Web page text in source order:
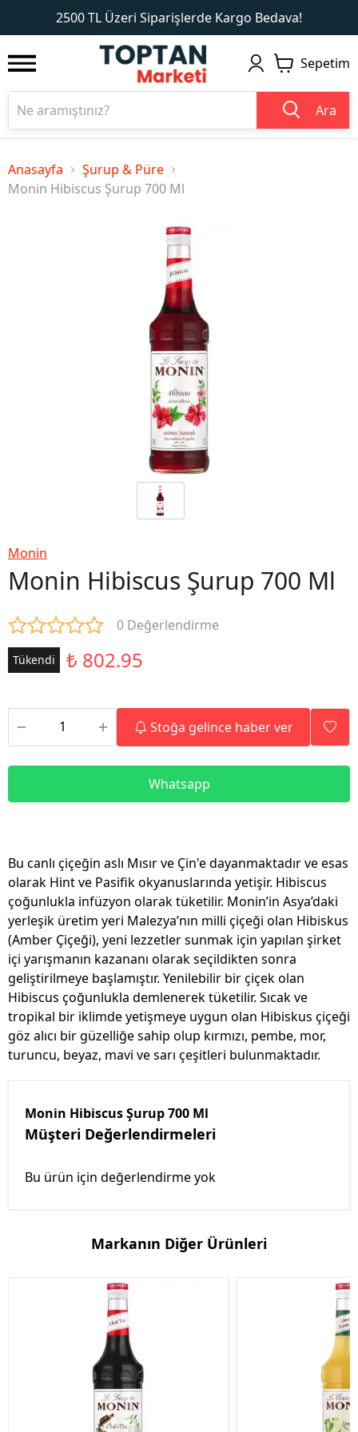
2500 TL Üzeri Siparişlerde Kargo Bedava!
1
Sepetim
Ara
Anasayfa
Şurup & Püre
Monin Hibiscus Şurup 700 Ml
Monin
Monin Hibiscus Şurup 700 Ml
0 Değerlendirme
Tükendi ₺ 802.95
Stoğa gelince haber ver
Whatsapp
Bu canlı çiçeğin aslı Mısır ve Çin'e dayanmaktadır ve esas
olarak Hint ve Pasifik okyanuslarında yetişir. Hibiscus
çoğunlukla infüzyon olarak tüketilir. Monin’in Asya’daki
yerleşik üretim yeri Malezya’nın milli çiçeği olan Hibiskus
(Amber Çiçeği), yeni lezzetler sunmak için yapılan şirket
içi yarışmanın kazananı olarak seçildikten sonra
geliştirilmeye başlamıştır. Yenilebilir bir çiçek olan
Hibiscus çoğunlukla demlenerek tüketilir. Sıcak ve
tropikal bir iklimde yetişmeye uygun olan Hibiskus çiçeği
göz alıcı bir güzelliğe sahip olup kırmızı, pembe, mor,
turuncu, beyaz, mavi ve sarı çeşitleri bulunmaktadır.
Monin Hibiscus Şurup 700 Ml
Müşteri Değerlendirmeleri
Bu ürün için değerlendirme yok
Markanın Diğer Ürünleri